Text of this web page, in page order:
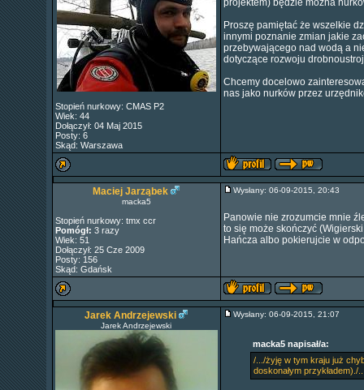
Stopień nurkowy: CMAS P2
Wiek: 44
Dołączył: 04 Maj 2015
Posty: 6
Skąd: Warszawa
projektem) będzie można
Proszę pamiętać że wszelkie
innymi poznanie zmian jakie
przebywającego nad wodą a
dotyczące rozwoju
Chcemy docelowo
nas jako nurków przez
Maciej Jarząbek
macka5
Stopień nurkowy: tmx ccr
Pomógł: 3 razy
Wiek: 51
Dołączył: 25 Cze 2009
Posty: 156
Skąd: Gdańsk
Wysłany: 06-09-2015, 20:43
Panowie nie zrozumcie mnie
to się może skończyć
Hańcza albo pokierujcie w
Jarek Andrzejewski
Jarek Andrzejewski
Wysłany: 06-09-2015, 21:07
macka5 napisał/a:
/.../żyję w tym kraju już
doskonałym przykładem)./